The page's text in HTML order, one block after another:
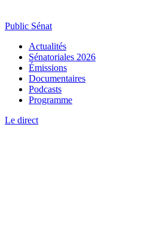
Public Sénat
Actualités
Sénatoriales 2026
Émissions
Documentaires
Podcasts
Programme
Le direct